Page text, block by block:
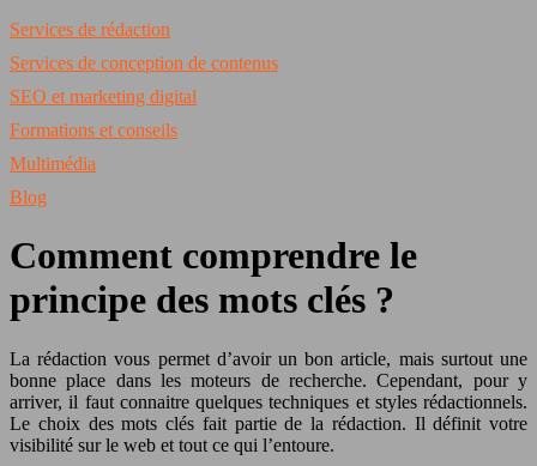
Services de rédaction
Services de conception de contenus
SEO et marketing digital
Formations et conseils
Multimédia
Blog
Comment comprendre le
principe des mots clés ?
La rédaction vous permet d’avoir un bon article, mais surtout une
bonne place dans les moteurs de recherche. Cependant, pour y
arriver, il faut connaitre quelques techniques et styles rédactionnels.
Le choix des mots clés fait partie de la rédaction. Il définit votre
visibilité sur le web et tout ce qui l’entoure.